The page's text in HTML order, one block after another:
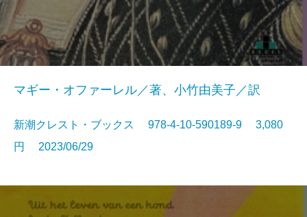
マギー・オファーレル／著、小竹由美子／訳
新潮クレスト・ブックス 978-4-10-590189-9 3,080
円 2023/06/29